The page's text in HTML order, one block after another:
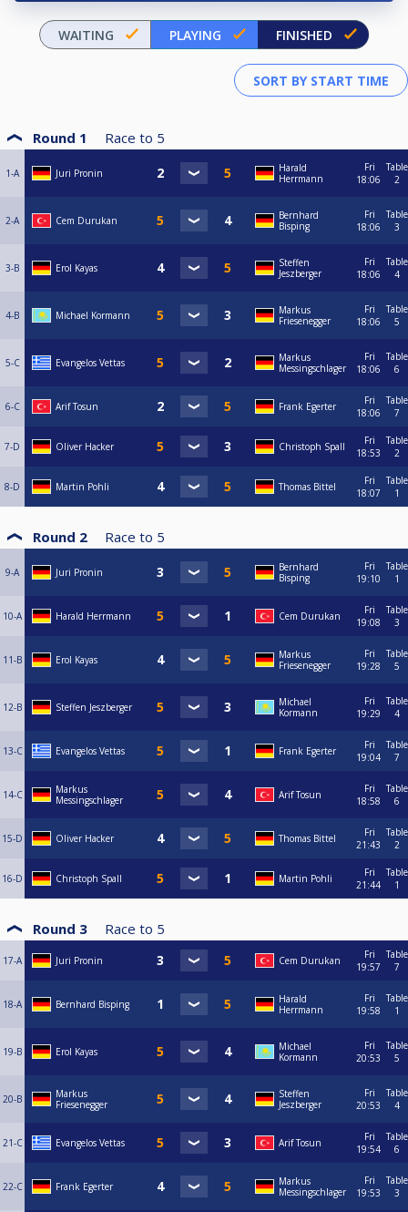
WAITING PLAYING FINISHED
Round 1 Race to 5
1-A Juri Pronin
Harald
Herrmann
Fri
18:06
Table
2
2-A Cem Durukan
Bernhard
Bisping
Fri
18:06
Table
3
3-B Erol Kayas
Steffen
Jeszberger
Fri
18:06
Table
4
4-B Michael Kormann
Markus
Friesenegger
Fri
18:06
Table
5
5-C Evangelos Vettas
Markus
Messingschlager
Fri
18:06
Table
6
6-C Arif Tosun Frank Egerter
Fri
18:06
Table
7
7-D Oliver Hacker Christoph Spall
Fri
18:53
Table
2
8-D Martin Pohli Thomas Bittel
Fri
18:07
Table
1
Round 2 Race to 5
9-A Juri Pronin
Bernhard
Bisping
Fri
19:10
Table
1
10-A Harald Herrmann Cem Durukan
Fri
19:08
Table
3
11-B Erol Kayas
Markus
Friesenegger
Fri
19:28
Table
5
12-B Steffen Jeszberger
Michael
Kormann
Fri
19:29
Table
4
13-C Evangelos Vettas Frank Egerter
Fri
19:04
Table
7
14-C
Markus
Messingschlager
Arif Tosun
Fri
18:58
Table
6
15-D Oliver Hacker Thomas Bittel
Fri
21:43
Table
2
16-D Christoph Spall Martin Pohli
Fri
21:44
Table
1
Round 3 Race to 5
17-A Juri Pronin Cem Durukan
Fri
19:57
Table
7
18-A Bernhard Bisping
Harald
Herrmann
Fri
19:58
Table
1
19-B Erol Kayas
Michael
Kormann
Fri
20:53
Table
5
20-B
Markus
Friesenegger
Steffen
Jeszberger
Fri
20:53
Table
4
21-C Evangelos Vettas Arif Tosun
Fri
19:54
Table
6
22-C Frank Egerter
Markus
Messingschlager
Fri
19:53
Table
3